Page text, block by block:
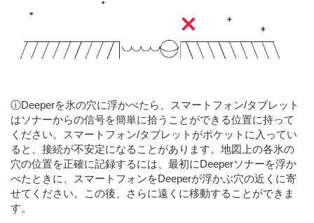
ⓘDeeperを氷の穴に浮かべたら、スマートフォン/タブレット
はソナーからの信号を簡単に拾うことができる位置に持って
ください。スマートフォン/タブレットがポケットに入ってい
ると、接続が不安定になることがあります。地図上の各氷の
穴の位置を正確に記録するには、最初にDeeperソナーを浮か
べたときに、スマートフォンをDeeperが浮かぶ穴の近くに寄
せてください。この後、さらに遠くに移動することができま
す。